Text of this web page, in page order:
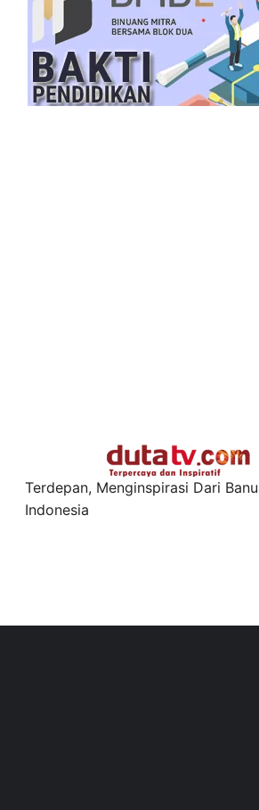
Terdepan, Menginspirasi Dari
Indonesia